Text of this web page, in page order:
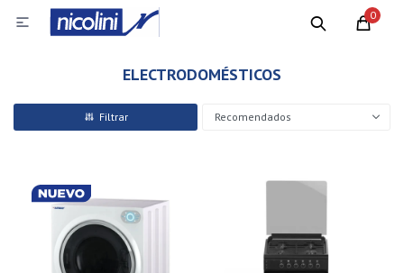
0

ELECTRODOMÉSTICOS
Recomendados